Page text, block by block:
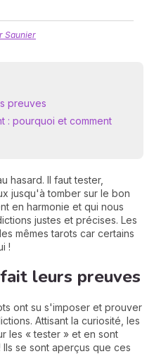
Saunier
preuves
: pourquoi et comment
hasard. Il faut tester,
jusqu'à tomber sur le bon
en harmonie et qui nous
justes et précises. Les
mêmes tarots car certains
!
leurs preuves
ont su s'imposer et prouver
Attisant la curiosité, les
les « tester » et en sont
se sont aperçus que ces